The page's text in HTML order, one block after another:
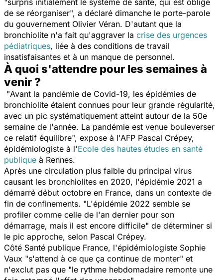
de se réorganiser", a déclaré dimanche le porte-parole
du gouvernement Olivier Véran. D'autant que la
bronchiolite n'a fait qu'aggraver la crise des urgences
pédiatriques, liée à des conditions de travail
insatisfaisantes et à un manque de personnel.
À quoi s'attendre pour les semaines à
venir ?
"Avant la pandémie de Covid-19, les épidémies de
bronchiolite étaient connues pour leur grande régularité,
avec un pic systématiquement atteint autour de la 50e
semaine de l'année. La pandémie est venue bouleverser
ce relatif équilibre", expose à l'AFP Pascal Crépey,
épidémiologiste à l'Ecole des hautes études en santé
publique à Rennes.
Après une circulation plus faible du principal virus
causant les bronchiolites en 2020, l'épidémie 2021 a
démarré début octobre en France, dans un contexte de
fin de confinements. "L'épidémie 2022 semble se
profiler comme celle de l'an dernier pour son
démarrage, mais il est encore difficile" de déterminer si
le pic approche, selon Pascal Crépey.
Côté Santé publique France, l'épidémiologiste Sophie
Vaux "s'attend à ce que ça continue de monter" et
n'exclut pas que "le rythme hebdomadaire remonte une